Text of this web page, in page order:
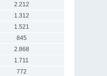
2.212
1.312
1.521
845
2.868
1.711
772